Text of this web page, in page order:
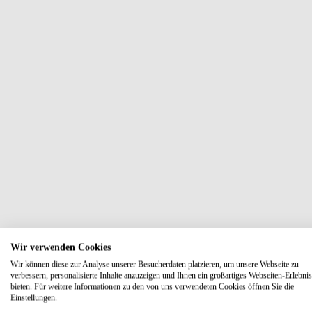
Wir verwenden Cookies
Wir können diese zur Analyse unserer Besucherdaten platzieren, um unsere Webseite zu
verbessern, personalisierte Inhalte anzuzeigen und Ihnen ein großartiges Webseiten-
bieten. Für weitere Informationen zu den von uns verwendeten Cookies öffnen Sie die
Einstellungen.